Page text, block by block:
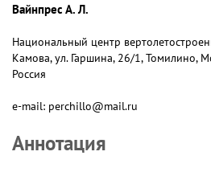
Вайнпрес А. Л.
Национальный центр
Камова, ул. Гаршина, 26/1, Томилино,
Россия
e-mail: perchillo@mail.ru
Аннотация